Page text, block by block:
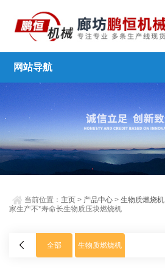
网站导航
当前位置： 主页 > 产品中心 >生物质燃烧机
家生产不*寿命长生物质压块燃烧机
全部 生物质燃烧机